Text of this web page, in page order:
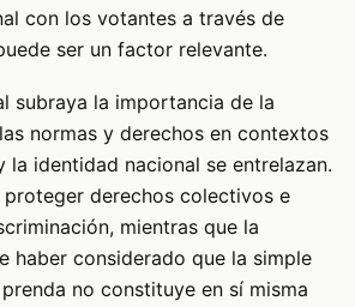
con los votantes a través de
ser un factor relevante.
subraya la importancia de la
normas y derechos en contextos
identidad nacional se entrelazan.
derechos colectivos e
mientras que la
haber considerado que la simple
no constituye en sí misma